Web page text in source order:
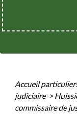
Accueil
judiciaire >
commissaire de